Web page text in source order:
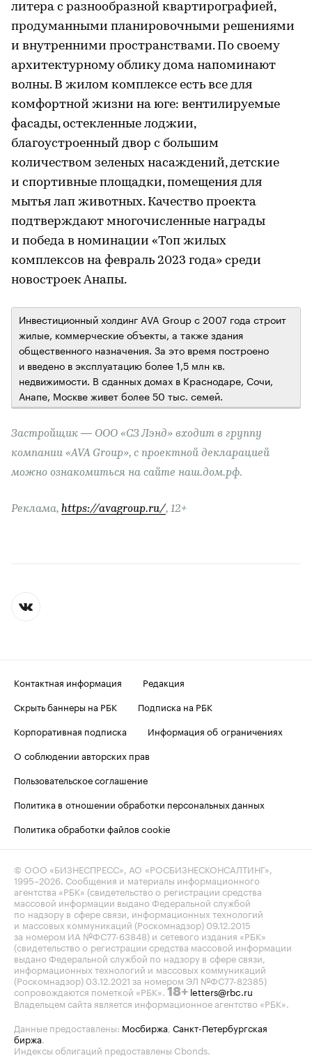
литера с разнообразной квартирографией,
продуманными планировочными решениями
и внутренними пространствами. По своему
архитектурному облику дома напоминают
волны. В жилом комплексе есть все для
комфортной жизни на юге: вентилируемые
фасады, остекленные лоджии,
благоустроенный двор с большим
количеством зеленых насаждений, детские
и спортивные площадки, помещения для
мытья лап животных. Качество проекта
подтверждают многочисленные награды
и победа в номинации «Топ жилых
комплексов на февраль 2023 года» среди
новостроек Анапы.
Инвестиционный холдинг AVA Group с 2007 года строит
жилые, коммерческие объекты, а также здания
общественного назначения. За это время построено
и введено в эксплуатацию более 1,5 млн кв.
недвижимости. В сданных домах в Краснодаре, Сочи,
Анапе, Москве живет более 50 тыс. семей.
Застройщик — ООО «СЗ Лэнд» входит в группу
компании «AVA Group», с проектной декларацией
можно ознакомиться на сайте наш.дом.рф.
Реклама, https://avagroup.ru/, 12+
Контактная информация
Редакция
Скрыть баннеры на РБК
Подписка на РБК
Корпоративная подписка
Информация об ограничениях
О соблюдении авторских прав
Пользовательское соглашение
Политика в отношении обработки персональных данных
Политика обработки файлов cookie
© ООО «БИЗНЕСПРЕСС», АО «РОСБИЗНЕСКОНСАЛТИНГ»,
1995–2026. Сообщения и материалы информационного
агентства «РБК» (свидетельство о регистрации средства
массовой информации выдано Федеральной службой
по надзору в сфере связи, информационных технологий
и массовых коммуникаций (Роскомнадзор) 09.12.2015
за номером ИА №ФС77-63848) и сетевого издания «РБК»
(свидетельство о регистрации средства массовой информации
выдано Федеральной службой по надзору в сфере связи,
информационных технологий и массовых коммуникаций
(Роскомнадзор) 03.12.2021 за номером ЭЛ №ФС77-82385)
сопровождаются пометкой «РБК». 18+ letters@rbc.ru
Владельцем сайта является информационное агентство «РБК».
Данные предоставлены: Мосбиржа, Санкт-Петербургская
биржа.
Индексы облигаций предоставлены Cbonds.